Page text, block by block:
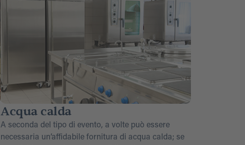
Acqua calda
A seconda del tipo di evento, a volte può essere
necessaria un’affidabile fornitura di acqua calda; se